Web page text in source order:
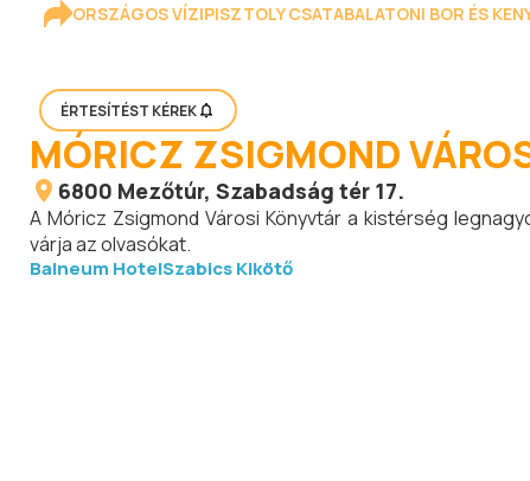
ORSZÁGOS VÍZIPISZTOLY CSATABALATONI BOR ÉS
ÉRTESÍTÉST KÉREK
MÓRICZ ZSIGMOND
6800 Mezőtúr, Szabadság tér 17.
A Móricz Zsigmond Városi Könyvtár a kistérség
várja az olvasókat.
Balneum HotelSzabics Kikötő